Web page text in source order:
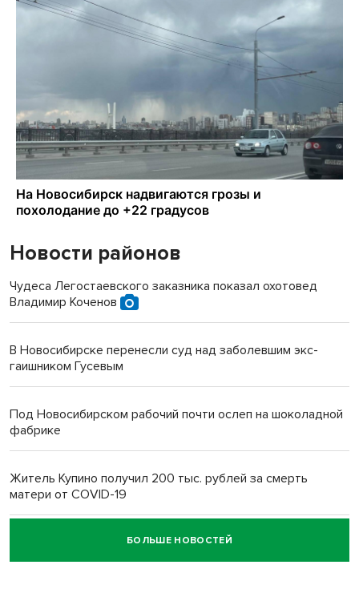
Новости районов
Чудеса Легостаевского заказника показал охотовед
Владимир Коченов
В Новосибирске перенесли суд над заболевшим экс-
гаишником Гусевым
Под Новосибирском рабочий почти ослеп на шоколадной
фабрике
Житель Купино получил 200 тыс. рублей за смерть
матери от COVID-19
Новосибирский суд наказал водителя за смерть
пенсионерки на вокзале
БОЛЬШЕ НОВОСТЕЙ